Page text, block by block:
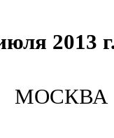
2013
МОСКВА